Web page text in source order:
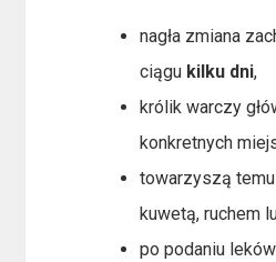
nagła zmiana
ciągu kilku dni,
królik warczy
konkretnych
towarzyszą
kuwetą, ruchem
po podaniu